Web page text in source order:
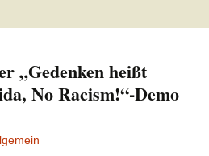
„Gedenken heißt
No Racism!“-Demo